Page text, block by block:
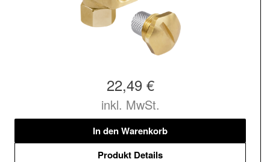
22,49 €
inkl. MwSt.
In den Warenkorb
Produkt Details